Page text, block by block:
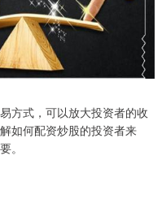
方式，可以放大投资者的收
如何配资炒股的投资者来
。